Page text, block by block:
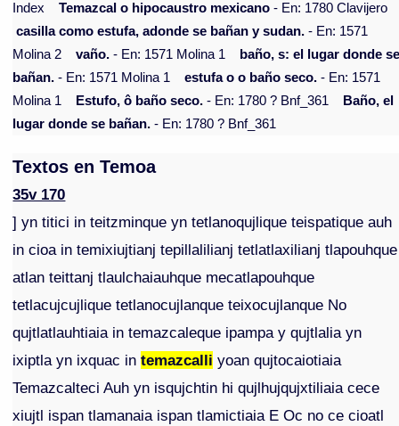
Index
Temazcal o hipocaustro mexicano - En: 1780 Clavijero
casilla como estufa, adonde se bañan y sudan. - En: 1571
Molina 2
vaño. - En: 1571 Molina 1
baño, s: el lugar donde
bañan. - En: 1571 Molina 1 estufa o o baño seco. - En: 1571
Molina 1
Estufo, ô baño seco. - En: 1780 ? Bnf_361
Baño, el
lugar donde se bañan. - En: 1780 ? Bnf_361
Textos en Temoa
35v 170
] yn titici in teitzminque yn tetlanoqujlique teispatique auh
in cioa in temixiujtianj tepillalilianj tetlatlaxilianj tlapouhque
atlan teittanj tlaulchaiauhque mecatlapouhque
tetlacujcujlique tetlanocujlanque teixocujlanque No
qujtlatlauhtiaia in temazcaleque ipampa y qujtlalia yn
ixiptla yn ixquac intemazcalli yoan qujtocaiotiaia
Temazcalteci Auh yn isqujchtin hi qujlhujqujxtiliaia cece
xiujtl ispan tlamanaia ispan tlamictiaia E Oc no ce cioatl